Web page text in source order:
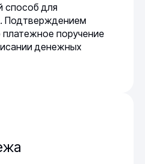
способ для
Подтверждением
поручение
денежных